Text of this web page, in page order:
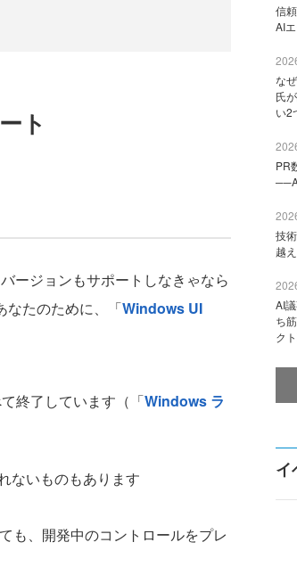
ト
ージョンもサポートしなきゃなら
なたのために、「Windows UI
終了しています（「Windows ラ
ないものもあります
も、開発中のコントロールをプレ
信
AI
な
氏
い2
PR
技
越
AI
ち
ク
イ